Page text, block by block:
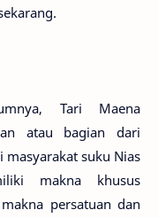
Tari Maena
atau bagian dari
masyarakat suku Nias
makna khusus
persatuan dan